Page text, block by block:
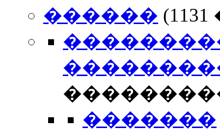
������
�������